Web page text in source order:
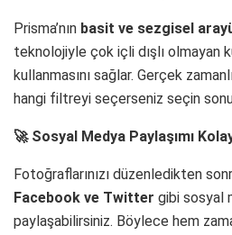
Prisma’nın basit ve sezgisel
teknolojiyle çok içli dışlı olmayan
kullanmasını sağlar. Gerçek
hangi filtreyi seçerseniz seçin
🚀 Sosyal Medya Paylaşımı
Fotoğraflarınızı düzenledikten
Facebook ve Twitter gibi sosyal
paylaşabilirsiniz. Böylece hem